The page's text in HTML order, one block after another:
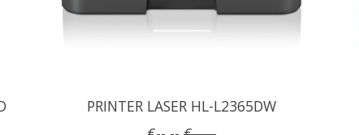
PRINTER LASER HL-L2365DW